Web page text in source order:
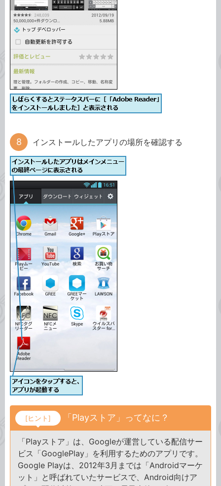
インストールしたアプリの場所を確認する
[ヒント] 「Playストア」ってなに？
「Playストア」は、Googleが運営している配信サー
ビス「GooglePlay」を利用するためのアプリです。
Google Playは、2012年3月までは「Androidマーケ
ット」と呼ばれていたサービスで、Android向けア